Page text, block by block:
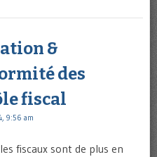
&
des
fiscal
9:56 am
fiscaux sont de plus en